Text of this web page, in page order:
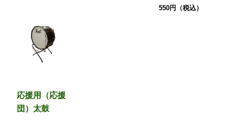
550円（税込）
応援用（応援
団）太鼓